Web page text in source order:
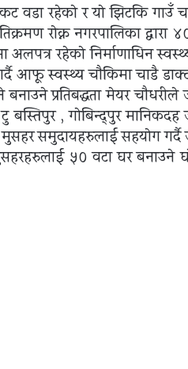
वडा रहेकाे र याे झिटकि गाउँ
राेक्न नगरपालिका
अलपत्र रहेकाे निर्माणाधिन
आफू स्वस्थ्य चाैकिमा चाडै
प्रतिबद्धता मेयर
बस्तिपुर , गाेबिन्द्पुर
मुसहर समुदायहरुलाई सहयाेग
५०वटाघर बनाउने